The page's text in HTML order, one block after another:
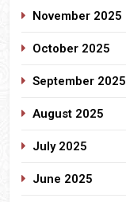
November 2025
October 2025
September 2025
August 2025
July 2025
June 2025